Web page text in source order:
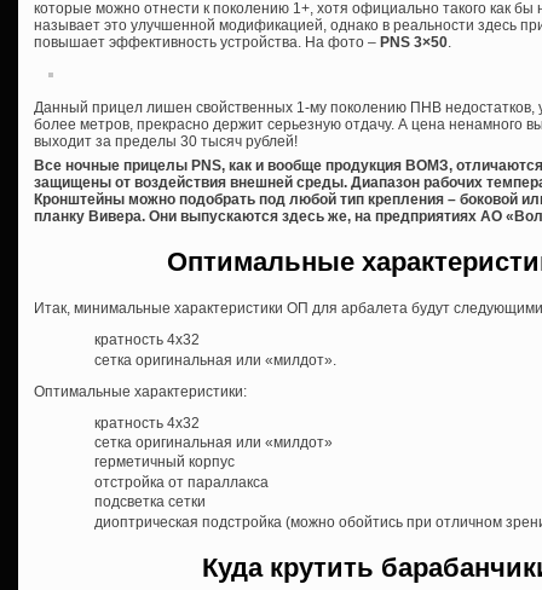
которые можно отнести к поколению 1+, хотя официально такого как
называет это улучшенной модификацией, однако в реальности здесь
повышает эффективность устройства. На фото – PNS 3×50
Данный прицел лишен свойственных 1-му поколению ПНВ недостатков,
более метров, прекрасно держит серьезную отдачу. А цена ненамного
выходит за пределы 30 тысяч рублей!
Все ночные прицелы PNS, как и вообще продукция ВОМЗ,
защищены от воздействия внешней среды. Диапазон рабочих
Кронштейны можно подобрать под любой тип крепления – боковой
планку Вивера. Они выпускаются здесь же, на предприятиях АО
Оптимальные
Итак, минимальные характеристики ОП для арбалета будут
кратность 4х32
сетка оригинальная или «милдот».
Оптимальные характеристики:
кратность 4х32
сетка оригинальная или «милдот»
герметичный корпус
отстройка от параллакса
подсветка сетки
диоптрическая подстройка (можно обойтись при отличном
Куда крутить